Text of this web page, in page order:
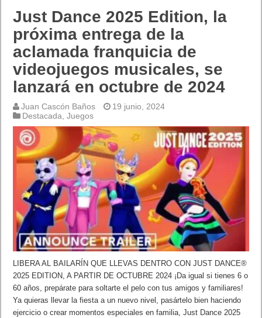
Just Dance 2025 Edition, la
próxima entrega de la
aclamada franquicia de
videojuegos musicales, se
lanzará en octubre de 2024
Juan Cascón Baños
19 junio, 2024
Destacada ,Juegos
LIBERA AL BAILARÍN QUE LLEVAS DENTRO CON JUST DANCE®
2025 EDITION, A PARTIR DE OCTUBRE 2024 ¡Da igual si tienes 6 o
60 años, prepárate para soltarte el pelo con tus amigos y familiares!
Ya quieras llevar la fiesta a un nuevo nivel, pasártelo bien haciendo
ejercicio o crear momentos especiales en familia, Just Dance 2025